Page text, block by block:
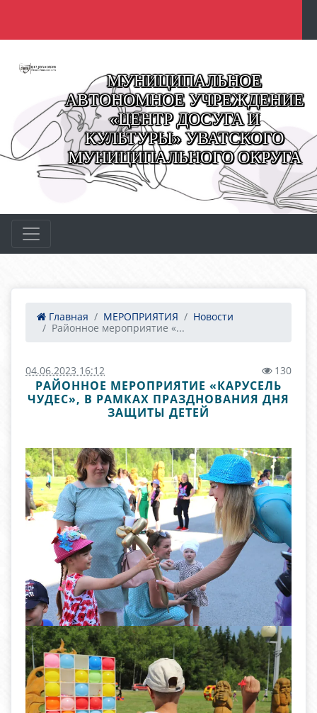
МУНИЦИПАЛЬНОЕ
АВТОНОМНОЕ УЧРЕЖДЕНИЕ
«ЦЕНТР ДОСУГА И
КУЛЬТУРЫ» УВАТСКОГО
МУНИЦИПАЛЬНОГО ОКРУГА
Главная МЕРОПРИЯТИЯ
Новости
Районное мероприятие «...
04.06.2023 16:12 130
РАЙОННОЕ МЕРОПРИЯТИЕ «КАРУСЕЛЬ
ЧУДЕС», В РАМКАХ ПРАЗДНОВАНИЯ ДНЯ
ЗАЩИТЫ ДЕТЕЙ